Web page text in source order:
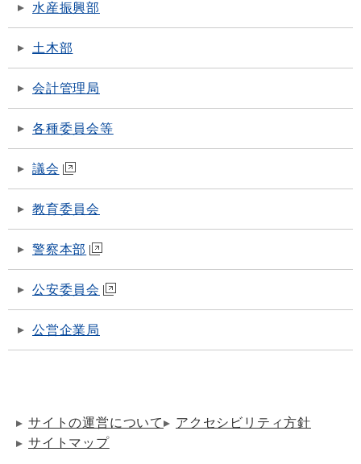
水産振興部
土木部
会計管理局
各種委員会等
議会
教育委員会
警察本部
公安委員会
公営企業局
サイトの運営について
アクセシビリティ方針
サイトマップ